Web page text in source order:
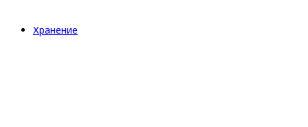
Хранение